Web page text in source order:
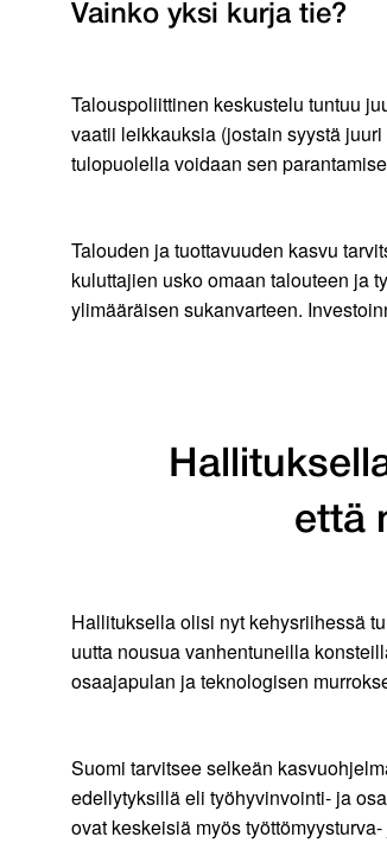
Vainko yksi kurja tie?
Talouspoliittinen keskustelu tuntuu
vaatii leikkauksia (jostain syystä
tulopuolella voidaan sen
Talouden ja tuottavuuden kasvu
kuluttajien usko omaan talouteen ja
ylimääräisen sukanvarteen.
että
Hallituksella olisi nyt kehysriihessä
uutta nousua vanhentuneilla
osaajapulan ja teknologisen
Suomi tarvitsee selkeän
edellytyksillä eli työhyvinvointi- ja
ovat keskeisiä myös